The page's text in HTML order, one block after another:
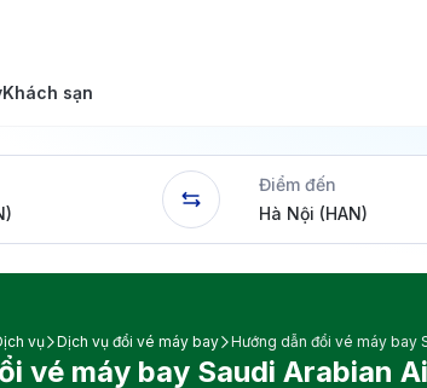
Khách sạn
Tin tức
Điểm đến
vụ Dịch vụ đổi vé máy bay Hướng dẫn đổi vé máy bay
vé máy bay Saudi Arabian